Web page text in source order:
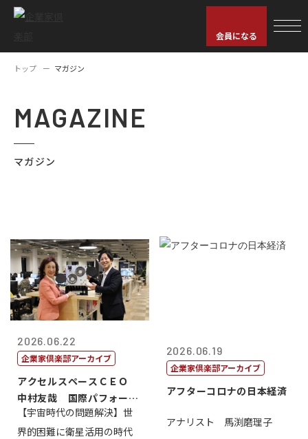
会員になる
トップ マガジン
MAGAZINE
マガジン
2026.06.22
企業家倶楽部アーカイブ
アクセルスペースＣＥＯ
中村友哉 国際パフォーマ
ンス研究所代...
【宇宙時代の問題解決】世
界的困難に衛星活用の時代
2026.06.19
企業家倶楽部アーカイブ
アフターコロナの日本経済
アナリスト 馬渕磨理子